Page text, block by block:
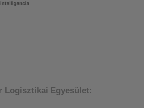
Logisztikai Egyesület: